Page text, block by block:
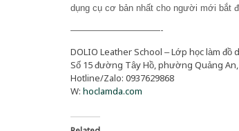
dụng cụ cơ bản nhất cho người mới bắt
——————————-
DOLIO Leather School – Lớp học làm đồ
Số 15 đường Tây Hồ, phường Quảng
Hotline/Zalo: 0937629868
W: hoclamda.com